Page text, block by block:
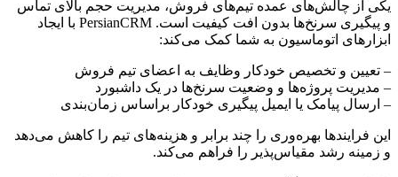
یکی از چالش‌های عمده تیم‌های فروش، مدیریت حجم بالای تماس
و پیگیری سرنخ‌ها بدون افت کیفیت است. PersianCRM با ایجاد
ابزارهای اتوماسیون به شما کمک می‌کند:
– تعیین و تخصیص خودکار وظایف به اعضای تیم فروش
– مدیریت پروژه‌ها و وضعیت سرنخ‌ها در یک داشبورد
– ارسال پیامک یا ایمیل پیگیری خودکار براساس زمان‌بندی
این فرایندها بهره‌وری را چند برابر و هزینه‌های تیم را کاهش می‌دهد
و زمینه رشد مقیاس‌پذیر را فراهم می‌کند.